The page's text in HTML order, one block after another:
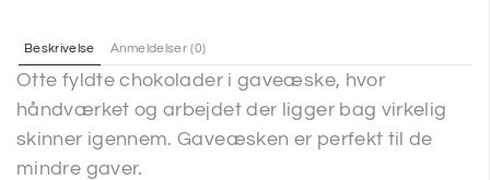
Beskrivelse Anmeldelser (0)
Otte fyldte chokolader i gaveæske, hvor
håndværket og arbejdet der ligger bag virkelig
skinner igennem. Gaveæsken er perfekt til de
mindre gaver.